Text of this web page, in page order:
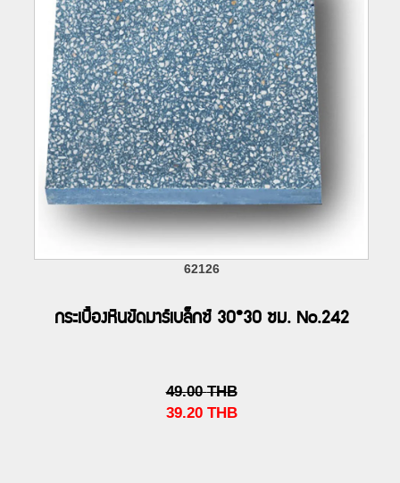
62126
กระเบื้องหินขัดมาร์เบล็กซ์ 30*30 ซม. No.242
49.00 THB
39.20 THB